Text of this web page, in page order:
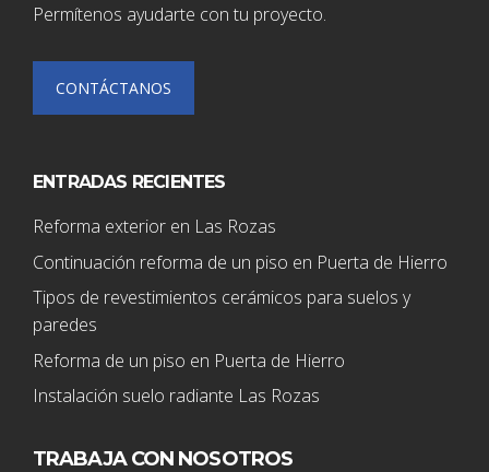
Permítenos ayudarte con tu proyecto.
CONTÁCTANOS
ENTRADAS RECIENTES
Reforma exterior en Las Rozas
Continuación reforma de un piso en Puerta de Hierro
Tipos de revestimientos cerámicos para suelos y
paredes
Reforma de un piso en Puerta de Hierro
Instalación suelo radiante Las Rozas
TRABAJA CON NOSOTROS